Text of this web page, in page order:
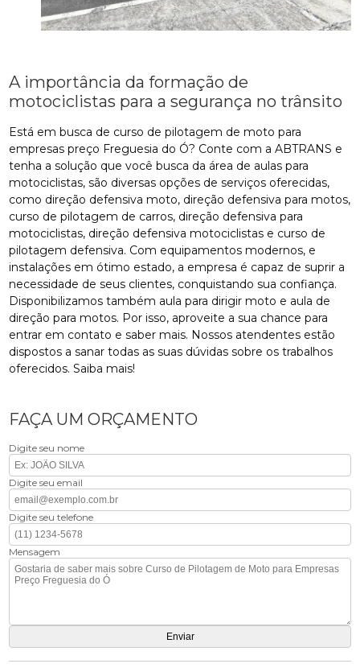
A importância da formação de
motociclistas para a segurança no trânsito
Está em busca de curso de pilotagem de moto para
empresas preço Freguesia do Ó? Conte com a ABTRANS e
tenha a solução que você busca da área de aulas para
motociclistas, são diversas opções de serviços oferecidas,
como direção defensiva moto, direção defensiva para motos,
curso de pilotagem de carros, direção defensiva para
motociclistas, direção defensiva motociclistas e curso de
pilotagem defensiva. Com equipamentos modernos, e
instalações em ótimo estado, a empresa é capaz de suprir a
necessidade de seus clientes, conquistando sua confiança.
Disponibilizamos também aula para dirigir moto e aula de
direção para motos. Por isso, aproveite a sua chance para
entrar em contato e saber mais. Nossos atendentes estão
dispostos a sanar todas as suas dúvidas sobre os trabalhos
oferecidos. Saiba mais!
FAÇA UM ORÇAMENTO
Digite seu nome
Digite seu email
Digite seu telefone
Mensagem